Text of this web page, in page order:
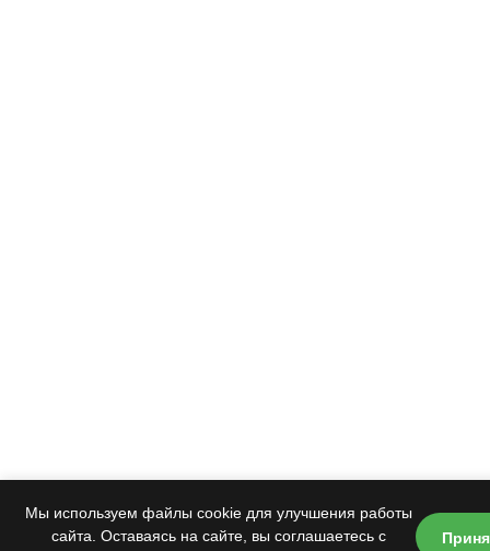
Мы используем файлы cookie для улучшения работы
сайта. Оставаясь на сайте, вы соглашаетесь с